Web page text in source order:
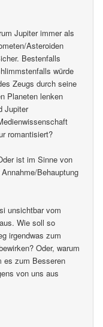
Jupiter immer als
Asteroiden
Bestenfalls
würde
Zeugs durch seine
Planeten lenken
Jupiter
romantisiert?
ist im Sinne von
Behauptung
unsichtbar vom
Wie soll so
irgendwas zum
Oder, warum
es zum Besseren
von uns aus